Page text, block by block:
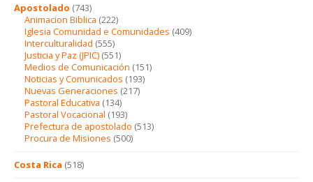
Apostolado (743)
Animacion Biblica (222)
Iglesia Comunidad e Comunidades (409)
Interculturalidad (555)
Justicia y Paz (JPIC) (551)
Medios de Comunicación (151)
Noticias y Comunicados (193)
Nuevas Generaciones (217)
Pastoral Educativa (134)
Pastoral Vocacional (193)
Prefectura de apostolado (513)
Procura de Misiones (500)
Costa Rica (518)